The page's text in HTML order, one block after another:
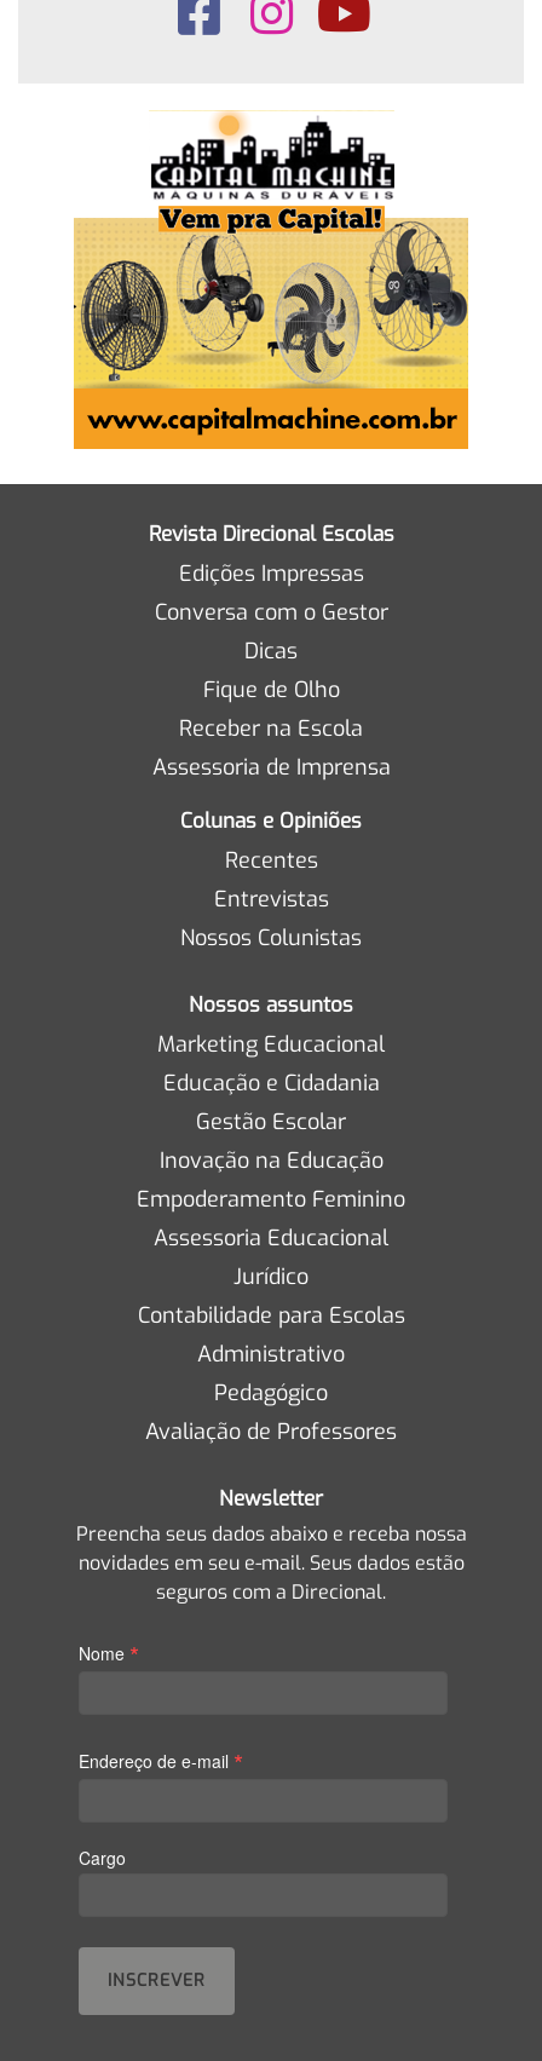
Revista Direcional Escolas
Edições Impressas
Conversa com o Gestor
Dicas
Fique de Olho
Receber na Escola
Assessoria de Imprensa
Colunas e Opiniões
Recentes
Entrevistas
Nossos Colunistas
Nossos assuntos
Marketing Educacional
Educação e Cidadania
Gestão Escolar
Inovação na Educação
Empoderamento Feminino
Assessoria Educacional
Jurídico
Contabilidade para Escolas
Administrativo
Pedagógico
Avaliação de Professores
Newsletter
Preencha seus dados abaixo e receba nossa
novidades em seu e-mail. Seus dados estão
seguros com a Direcional.
Nome *
Endereço de e-mail *
Cargo